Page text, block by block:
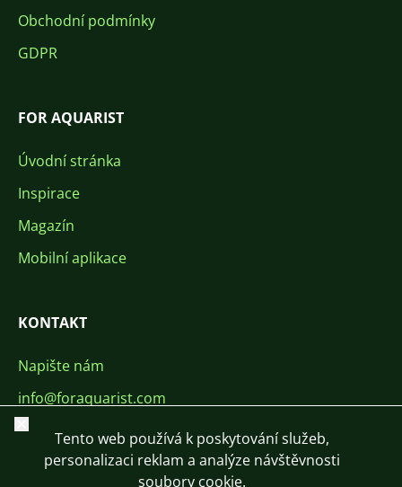
Obchodní podmínky
GDPR
FOR AQUARIST
Úvodní stránka
Inspirace
Magazín
Mobilní aplikace
KONTAKT
Napište nám
info@foraquarist.com
+420 603 449 602
Zavřít
Tento web používá k poskytování služeb,
personalizaci reklam a analýze návštěvnosti
soubory cookie.